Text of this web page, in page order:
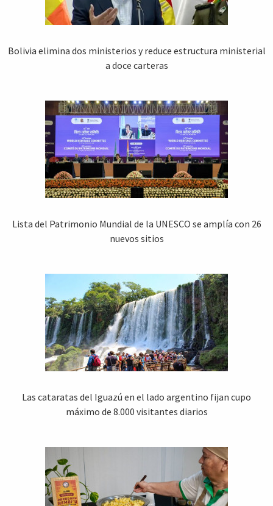
Bolivia elimina dos ministerios y reduce estructura ministerial
a doce carteras
Lista del Patrimonio Mundial de la UNESCO se amplía con 26
nuevos sitios
Las cataratas del Iguazú en el lado argentino fijan cupo
máximo de 8.000 visitantes diarios